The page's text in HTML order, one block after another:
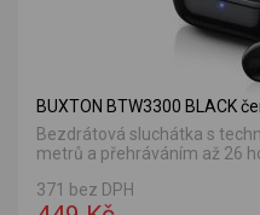
BUXTON BTW3300 BLACK
Bezdrátová sluchátka s
metrů a přehráváním až 26
371 bez DPH